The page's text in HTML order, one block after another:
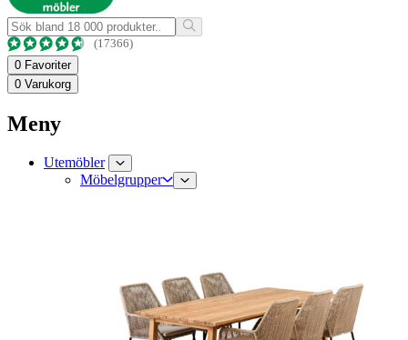
(17366)
0 Favoriter
0 Varukorg
Meny
Utemöbler
Möbelgrupper